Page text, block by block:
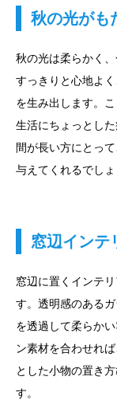
秋の光がも
秋の光は柔らかく
すっきりと心地よ
を生み出します。
生活にちょっとし
間が長い方にとっ
与えてくれるでしょ
窓辺インテ
窓辺に置くインテ
す。透明感のある
を透過して柔らか
ン素材を合わせれ
とした小物の置き
す。